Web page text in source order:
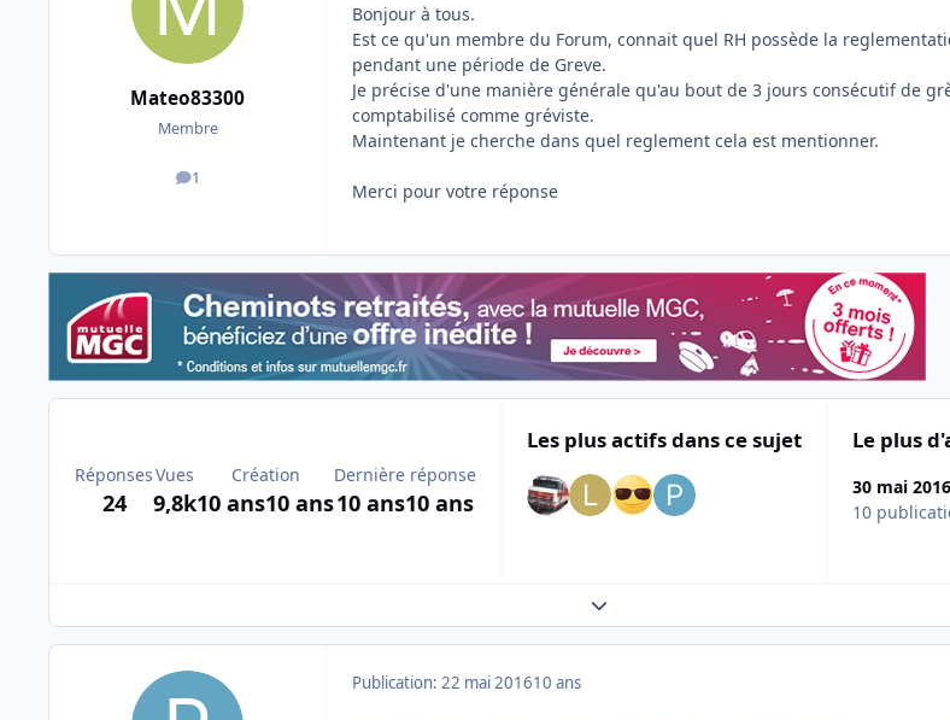
Mateo83300
Membre
1
messages
Bonjour à tous.
Est ce qu'un membre du Forum, connait quel RH possède la
pendant une période de Greve.
Je précise d'une manière générale qu'au bout de 3 jours consécutif de
comptabilisé comme gréviste.
Maintenant je cherche dans quel reglement cela est mentionner.
Merci pour votre réponse
Réponses
24
Vues
9,8k
Création
10 ans10 ans
Dernière réponse
10 ans10 ans
Les plus actifs dans ce sujet Le plus
30 mai 2016
10
Expand topic overview
Publication: 22 mai 201610 ans